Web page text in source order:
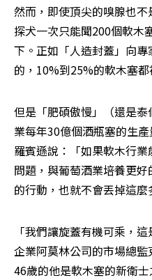
然而，即使頂尖的嗅腺也
探犬一次只能聞200個軟木
下。正如「人造封蓋」向
的，10%到25%的軟木塞
但是「肥碩傲慢」（還是
業每年30億個酒瓶塞的生
羅賓遜說：「如果軟木行
問題，與葡萄酒業培養更
的行動，也就不會丟掉這麼
「我們讓旋蓋有機可乘，
企業阿莫林公司的市場總監
46歲的他是軟木塞的新衛